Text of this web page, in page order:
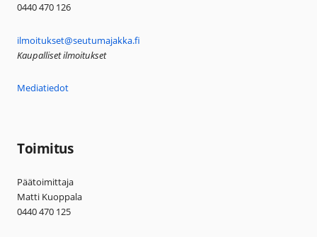
0440 470 126
ilmoitukset@seutumajakka.fi
Kaupalliset ilmoitukset
Mediatiedot
Toimitus
Päätoimittaja
Matti Kuoppala
0440 470 125